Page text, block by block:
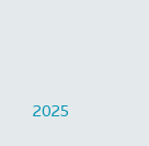
2025